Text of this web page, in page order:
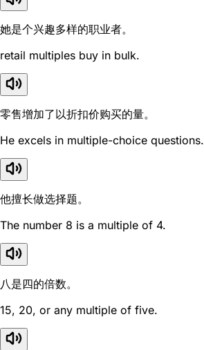
她是个兴趣多样的职业者。
retail multiples buy in bulk.
零售增加了以折扣价购买的量。
He excels in multiple-choice questions.
他擅长做选择题。
The number 8 is a multiple of 4.
八是四的倍数。
15, 20, or any multiple of five.